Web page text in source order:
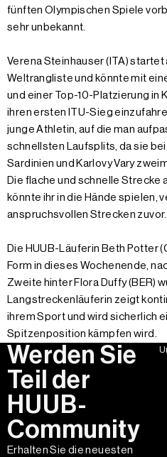
fünften Olympischen Spiele
sehr unbekannt.
Verena Steinhauser (ITA) startet
Weltrangliste und könnte mit
und einer Top-10-Platzierung in
ihren ersten ITU-Sieg
junge Athletin, auf die man
schnellsten Laufsplits, da sie
Sardinien und Karlovy Vary
Die flache und schnelle Strecke
könnte ihr in die Hände spielen,
anspruchsvollen Strecken zuvor.
Die HUUB-Läuferin Beth Potter
Form in dieses Wochenende,
Zweite hinter Flora Duffy (BER)
Langstreckenläuferin zeigt
ihrem Sport und wird sicherlich
Spitzenposition kämpfen wird.
Werden Sie
Teil der
HUUB-
Community
Erhalten Sie die neuesten